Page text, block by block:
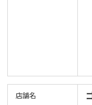
店舗名